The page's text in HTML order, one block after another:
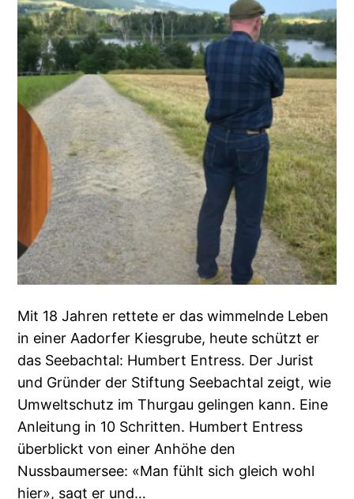
Mit 18 Jahren rettete er das wimmelnde Leben
in einer Aadorfer Kiesgrube, heute schützt er
das Seebachtal: Humbert Entress. Der Jurist
und Gründer der Stiftung Seebachtal zeigt, wie
Umweltschutz im Thurgau gelingen kann. Eine
Anleitung in 10 Schritten. Humbert Entress
überblickt von einer Anhöhe den
Nussbaumersee: «Man fühlt sich gleich wohl
hier», sagt er und…